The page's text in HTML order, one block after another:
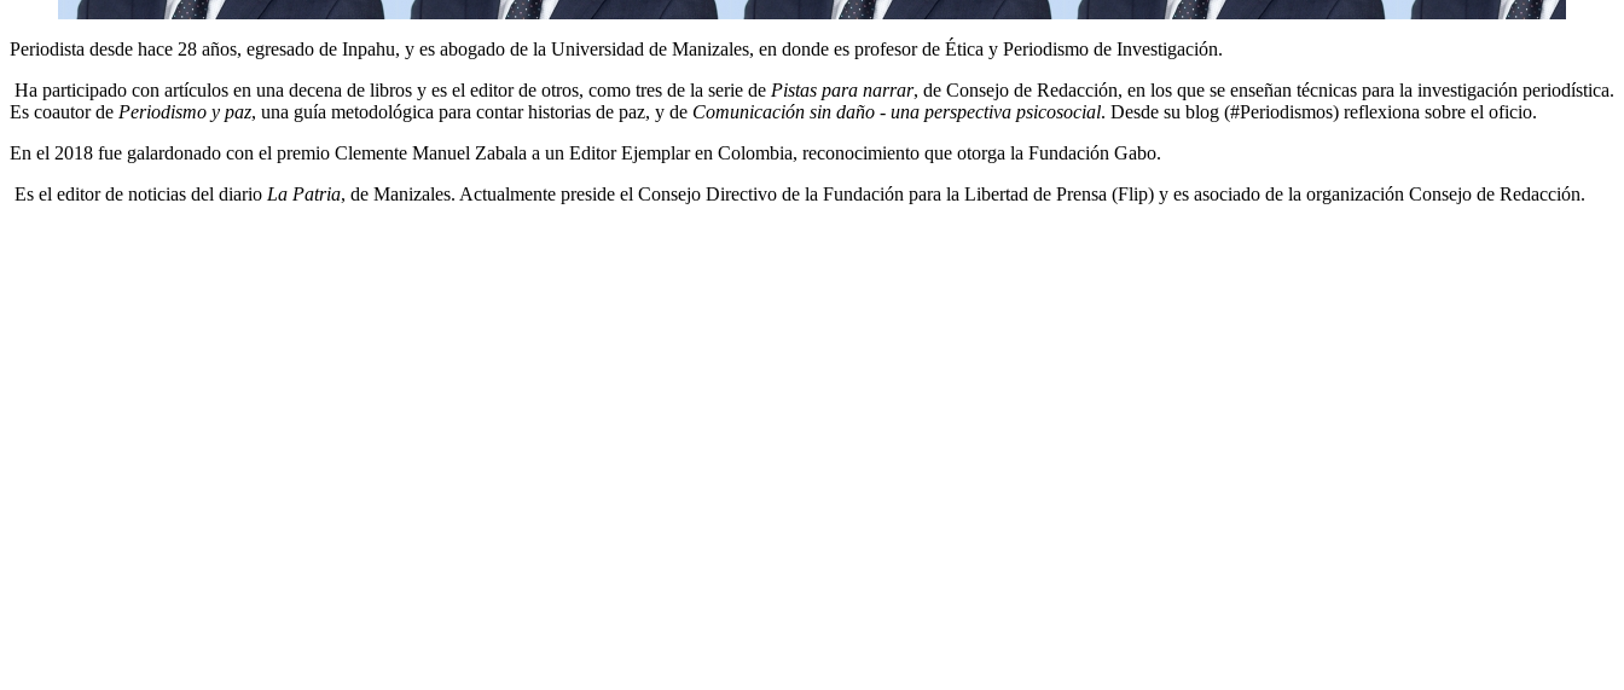
Periodista desde hace 28 años, egresado de Inpahu, y es abogado de la Universidad de Manizales, en donde es profesor de Ética y Periodismo de Investigación.
Ha participado con artículos en una decena de libros y es el editor de otros, como tres de la serie de Pistas para narrar, de Consejo de Redacción, en los que se enseñan técnicas para la investigación periodística.
Es coautor de Periodismo y paz, una guía metodológica para contar historias de paz, y de Comunicación sin daño - una perspectiva psicosocial. Desde su blog (#Periodismos) reflexiona sobre el oficio.
En el 2018 fue galardonado con el premio Clemente Manuel Zabala a un Editor Ejemplar en Colombia, reconocimiento que otorga la Fundación Gabo.
Es el editor de noticias del diario La Patria, de Manizales. Actualmente preside el Consejo Directivo de la Fundación para la Libertad de Prensa (Flip) y es asociado de la organización Consejo de Redacción.